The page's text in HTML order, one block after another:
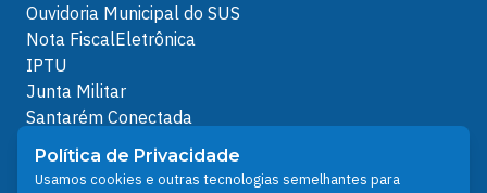
Ouvidoria Municipal do SUS
Nota FiscalEletrônica
IPTU
Junta Militar
Santarém Conectada
Política de Privacidade
People illustrations by Storyset
Política de Privacidade
Usamos cookies e outras tecnologias semelhantes para